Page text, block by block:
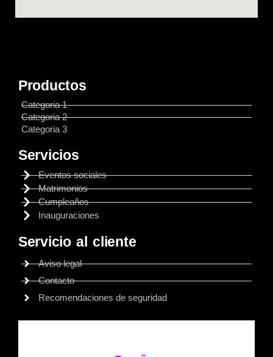
Productos
Categoria 1
Categoria 2
Categoria 3
Servicios
Eventos sociales
Matrimonios
Cumpleaños
Inauguraciones
Servicio al cliente
Aviso legal
Contacto
Recomendaciones de seguridad